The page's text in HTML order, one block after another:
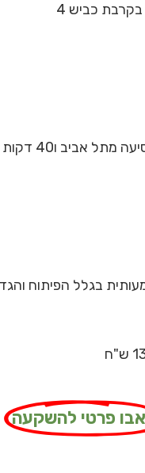
כביש 4
בגלל הפיתוח
פרטי להשקעה